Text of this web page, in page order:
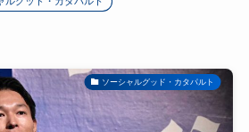
ソーシャルグッド・カタパルト